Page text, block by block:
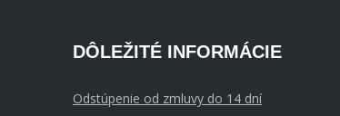
DÔLEŽITÉ INFORMÁCIE
Odstúpenie od zmluvy do 14 dní